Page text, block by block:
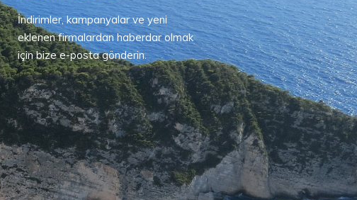
İndirimler, kampanyalar ve yeni
eklenen firmalardan haberdar olmak
için bize e-posta gönderin.